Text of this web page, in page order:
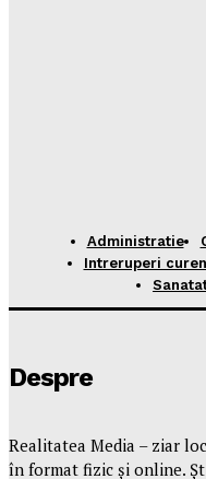
Administratie
Intreruperi
Despre
Realitatea Media – ziar
în format fizic și online.